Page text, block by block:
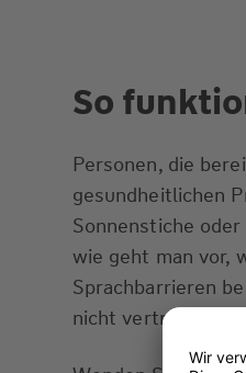
So
Personen, die
gesundheitlichen
Sonnenstiche
wie geht man vor,
Sprachbarrieren
nicht vertraut ist?